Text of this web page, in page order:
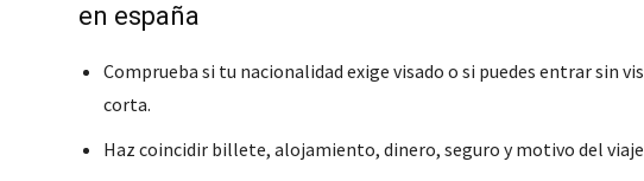
en españa
Comprueba si tu nacionalidad exige visado o si puedes entrar sin
corta.
Haz coincidir billete, alojamiento, dinero, seguro y motivo del